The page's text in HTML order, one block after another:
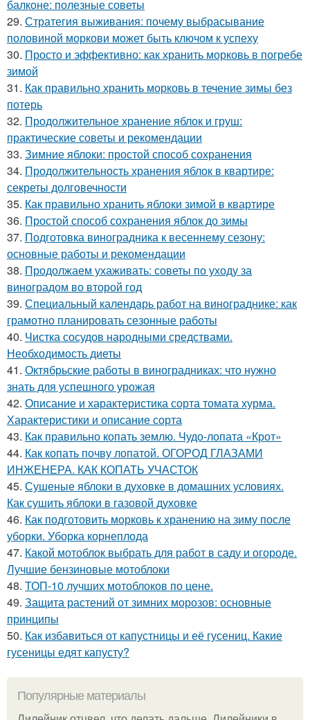
балконе: полезные советы
29. Стратегия выживания: почему выбрасывание
половиной моркови может быть ключом к успеху
30. Просто и эффективно: как хранить морковь в погребе
зимой
31. Как правильно хранить морковь в течение зимы без
потерь
32. Продолжительное хранение яблок и груш:
практические советы и рекомендации
33. Зимние яблоки: простой способ сохранения
34. Продолжительность хранения яблок в квартире:
секреты долговечности
35. Как правильно хранить яблоки зимой в квартире
36. Простой способ сохранения яблок до зимы
37. Подготовка виноградника к весеннему сезону:
основные работы и рекомендации
38. Продолжаем ухаживать: советы по уходу за
виноградом во второй год
39. Специальный календарь работ на винограднике: как
грамотно планировать сезонные работы
40. Чистка сосудов народными средствами.
Необходимость диеты
41. Октябрьские работы в виноградниках: что нужно
знать для успешного урожая
42. Описание и характеристика сорта томата хурма.
Характеристики и описание сорта
43. Как правильно копать землю. Чудо-лопата «Крот»
44. Как копать почву лопатой. ОГОРОД ГЛАЗАМИ
ИНЖЕНЕРА. КАК КОПАТЬ УЧАСТОК
45. Сушеные яблоки в духовке в домашних условиях.
Как сушить яблоки в газовой духовке
46. Как подготовить морковь к хранению на зиму после
уборки. Уборка корнеплода
47. Какой мотоблок выбрать для работ в саду и огороде.
Лучшие бензиновые мотоблоки
48. ТОП-10 лучших мотоблоков по цене.
49. Защита растений от зимних морозов: основные
принципы
50. Как избавиться от капустницы и её гусениц. Какие
гусеницы едят капусту?
Популярные материалы